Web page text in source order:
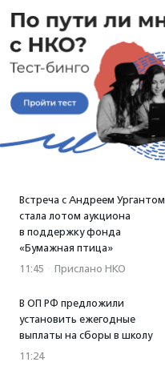
Встреча с Андреем Ургантом
стала лотом аукциона
в поддержку фонда
«Бумажная птица»
11:45 · Прислано НКО
В ОП РФ предложили
установить ежегодные
выплаты на сборы в школу
11:24